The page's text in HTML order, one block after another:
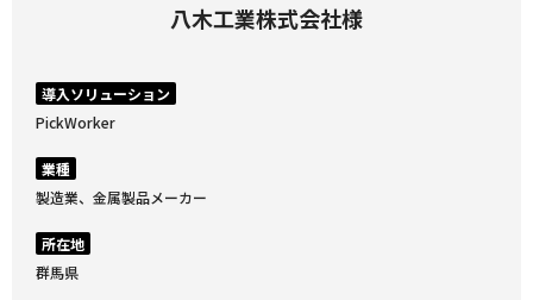
八木工業株式会社様
導入ソリューション
PickWorker
業種
製造業、金属製品メーカー
所在地
群馬県